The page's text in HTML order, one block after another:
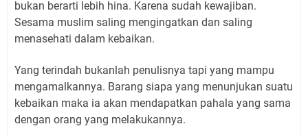
bukan berarti lebih hina. Karena sudah kewajiban.
Sesama muslim saling mengingatkan dan saling
menasehati dalam kebaikan.
Yang terindah bukanlah penulisnya tapi yang mampu
mengamalkannya. Barang siapa yang menunjukan suatu
kebaikan maka ia akan mendapatkan pahala yang sama
dengan orang yang melakukannya.